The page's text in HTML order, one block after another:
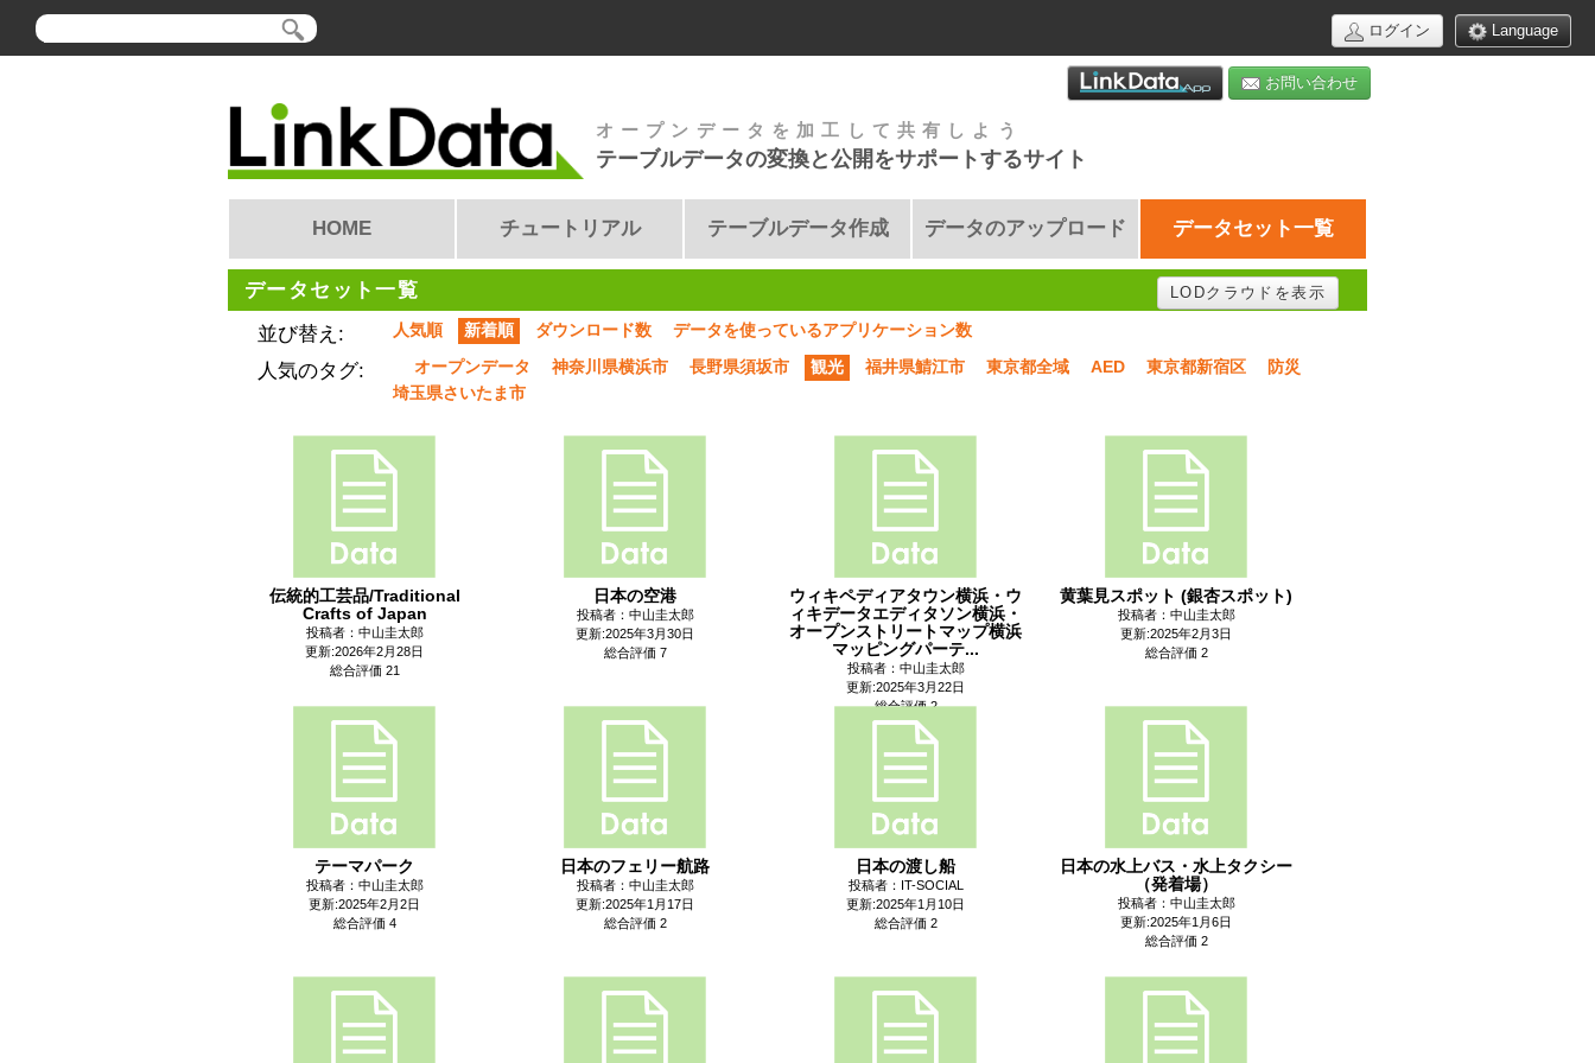
Language
ログイン
お問い合わせ
オープンデータを加工して共有しよう
テーブルデータの変換と公開をサポートするサイト
HOME チュートリアル テーブルデータ作成 データのアップロード データセット一覧
データセット一覧 LODクラウドを表示
並び替え: 人気順 新着順 ダウンロード数 データを使っているアプリケーション数
人気のタグ: オープンデータ 神奈川県横浜市 長野県須坂市 観光 福井県鯖江市 東京都全域 AED 東京都新宿区
防災
埼玉県さいたま市
伝統的工芸品/Traditional
Crafts of Japan
投稿者：中山圭太郎
更新:2026年2月28日
総合評価 21
日本の空港
投稿者：中山圭太郎
更新:2025年3月30日
総合評価 7
ウィキペディアタウン横浜・ウ
ィキデータエディタソン横浜・
オープンストリートマップ横浜
マッピングパーテ...
投稿者：中山圭太郎
更新:2025年3月22日
総合評価 2
黄葉見スポット (銀杏スポット)
投稿者：中山圭太郎
更新:2025年2月3日
総合評価 2
テーマパーク
投稿者：中山圭太郎
更新:2025年2月2日
総合評価 4
日本のフェリー航路
投稿者：中山圭太郎
更新:2025年1月17日
総合評価 2
日本の渡し船
投稿者：IT-SOCIAL
更新:2025年1月10日
総合評価 2
日本の水上バス・水上タクシー
（発着場）
投稿者：中山圭太郎
更新:2025年1月6日
総合評価 2